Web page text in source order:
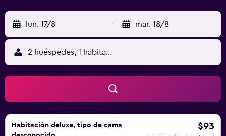
lun. 17/8 - mar. 18/8
2 huéspedes, 1 habitación
Habitación deluxe, tipo de cama
$93